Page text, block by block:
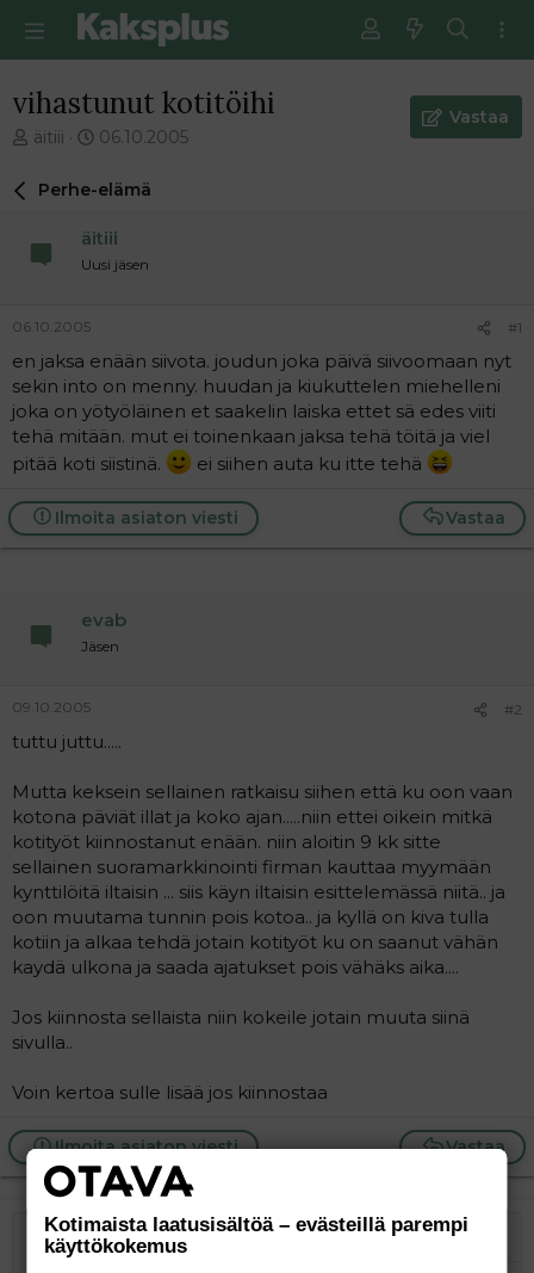
vihastunut kotitöihi
V
e
i
t
u
n
a
l
o
i
t
t
a
äitiii
E
s
m
m
ä
n
v
i
e
t
i
06.10.2005
Vastaa
Perhe-elämä
äitiii
Uusi jäsen
06.10.2005 #1
en jaksa enään siivota. joudun joka päivä siivoomaan nyt
sekin into on menny. huudan ja kiukuttelen miehelleni
joka on yötyöläinen et saakelin laiska ettet sä edes viiti
tehä mitään. mut ei toinenkaan jaksa tehä töitä ja viel
pitää koti siistinä.
ei siihen auta ku itte tehä
Vastaa
Ilmoita asiaton viesti
evab
Jäsen
09.10.2005 #2
tuttu juttu.....
Mutta keksein sellainen ratkaisu siihen että ku oon vaan
kotona päviät illat ja koko ajan.....niin ettei oikein mitkä
kotityöt kiinnostanut enään. niin aloitin 9 kk sitte
sellainen suoramarkkinointi firman kauttaa myymään
kynttilöitä iltaisin ... siis käyn iltaisin esittelemässä niitä.. ja
oon muutama tunnin pois kotoa.. ja kyllä on kiva tulla
kotiin ja alkaa tehdä jotain kotityöt ku on saanut vähän
kaydä ulkona ja saada ajatukset pois vähäks aika....
Jos kiinnosta sellaista niin kokeile jotain muuta siinä
sivulla..
Voin kertoa sulle lisää jos kiinnostaa
Vastaa
Ilmoita asiaton viesti
Lihavoitu
Kursivoitu
Laajennettuun editoriin…
ListaLaajennettuun editoriin…
Kotimaista laatusisältöä – evästeillä parempi
käyttökokemus